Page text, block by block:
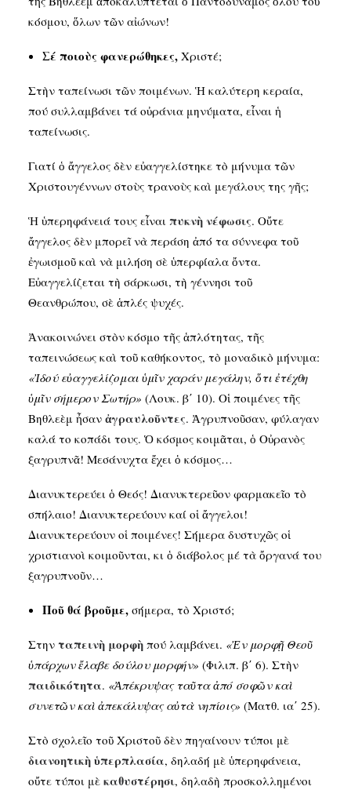
κόσμου, ὅλων τῶν αἰώνων!
Σέ ποιοὺς φανερώθηκες, Χριστέ;
Στὴν ταπείνωσι τῶν ποιμένων. Ἡ καλύτερη κεραία,
πού συλλαμβάνει τά οὐράνια μηνύματα, εἶναι ἡ
ταπείνωσις.
Γιατί ὁ ἄγγελος δὲν εὐαγγελίστηκε τὸ μήνυμα τῶν
Χριστουγέννων στοὺς τρανοὺς καὶ μεγάλους της γῆς;
Ἡ ὑπερηφάνειά τους εἶναι πυκνὴ νέφωσις. Οὔτε
ἄγγελος δὲν μπορεῖ νὰ περάση ἀπό τα σύννεφα τοῦ
ἐγωισμοῦ καὶ νὰ μιλήση σὲ ὑπερφίαλα ὄντα.
Εὐαγγελίζεται τὴ σάρκωσι, τὴ γέννησι τοῦ
Θεανθρώπου, σὲ ἁπλές ψυχές.
Ἀνακοινώνει στὸν κόσμο τῆς ἁπλότητας, τῆς
ταπεινώσεως καὶ τοῦ καθήκοντος, τὸ μοναδικὸ μήνυμα:
«Ἰδού εὐαγγελίζομαι ὑμῖν χαράν μεγάλην, ὅτι ἐτέχθη
ὑμῖν σήμερον Σωτήρ» (Λουκ. β΄ 10). Οἱ ποιμένες τῆς
Βηθλεὲμ ἦσαν ἀγραυλοῦντες. Ἀγρυπνοῦσαν, φύλαγαν
καλά το κοπάδι τους. Ὁ κόσμος κοιμᾶται, ὁ Οὐρανὸς
ξαγρυπνᾶ! Μεσάνυχτα ἔχει ὁ κόσμος…
Διανυκτερεύει ὁ Θεός! Διανυκτερεῦον φαρμακεῖο τὸ
σπήλαιο! Διανυκτερεύουν καί οἱ ἄγγελοι!
Διανυκτερεύουν οἱ ποιμένες! Σήμερα δυστυχῶς οἱ
χριστιανοὶ κοιμοῦνται, κι ὁ διάβολος μέ τὰ ὄργανά του
ξαγρυπνοῦν…
Ποῦ θά βροῦμε, σήμερα, τὸ Χριστό;
Στην ταπεινὴ μορφὴ πού λαμβάνει. «Ἐν μορφῇ Θεοῦ
ὑπάρχων ἔλαβε δούλου μορφήν» (Φιλιπ. β΄ 6). Στὴν
παιδικότητα. «Ἀπέκρυψας ταῦτα ἀπό σοφῶν καὶ
συνετῶν καὶ ἀπεκάλυψας αὐτὰ νηπίοις» (Ματθ. ια΄ 25).
Στὸ σχολεῖο τοῦ Χριστοῦ δὲν πηγαίνουν τύποι μὲ
διανοητικὴ ὑπερπλασία, δηλαδή μὲ ὑπερηφάνεια,
οὔτε τύποι μὲ καθυστέρησι, δηλαδὴ προσκολλημένοι